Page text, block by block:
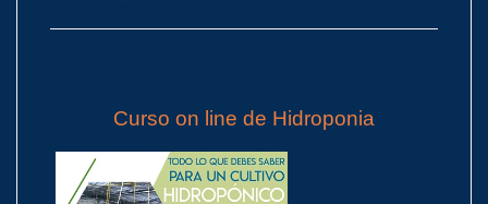
Curso on line de Hidroponia